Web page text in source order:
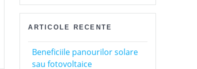
ARTICOLE RECENTE
Beneficiile panourilor solare
sau fotovoltaice